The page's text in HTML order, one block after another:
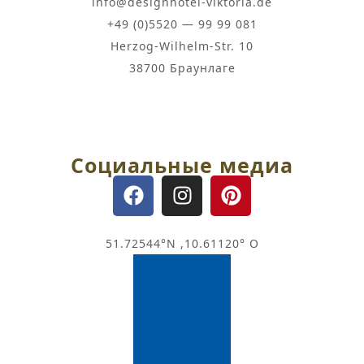
+49 (0)5520 — 99 99 081
Herzog-Wilhelm-Str. 10
38700 Браунлаге
Социальные медиа
51.72544°N ,10.61120° O